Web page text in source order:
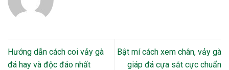
Hướng dẫn cách coi vảy gà
đá hay và độc đáo nhất
Bật mí cách xem chân, vảy gà
giáp đá cựa sắt cực chuẩn